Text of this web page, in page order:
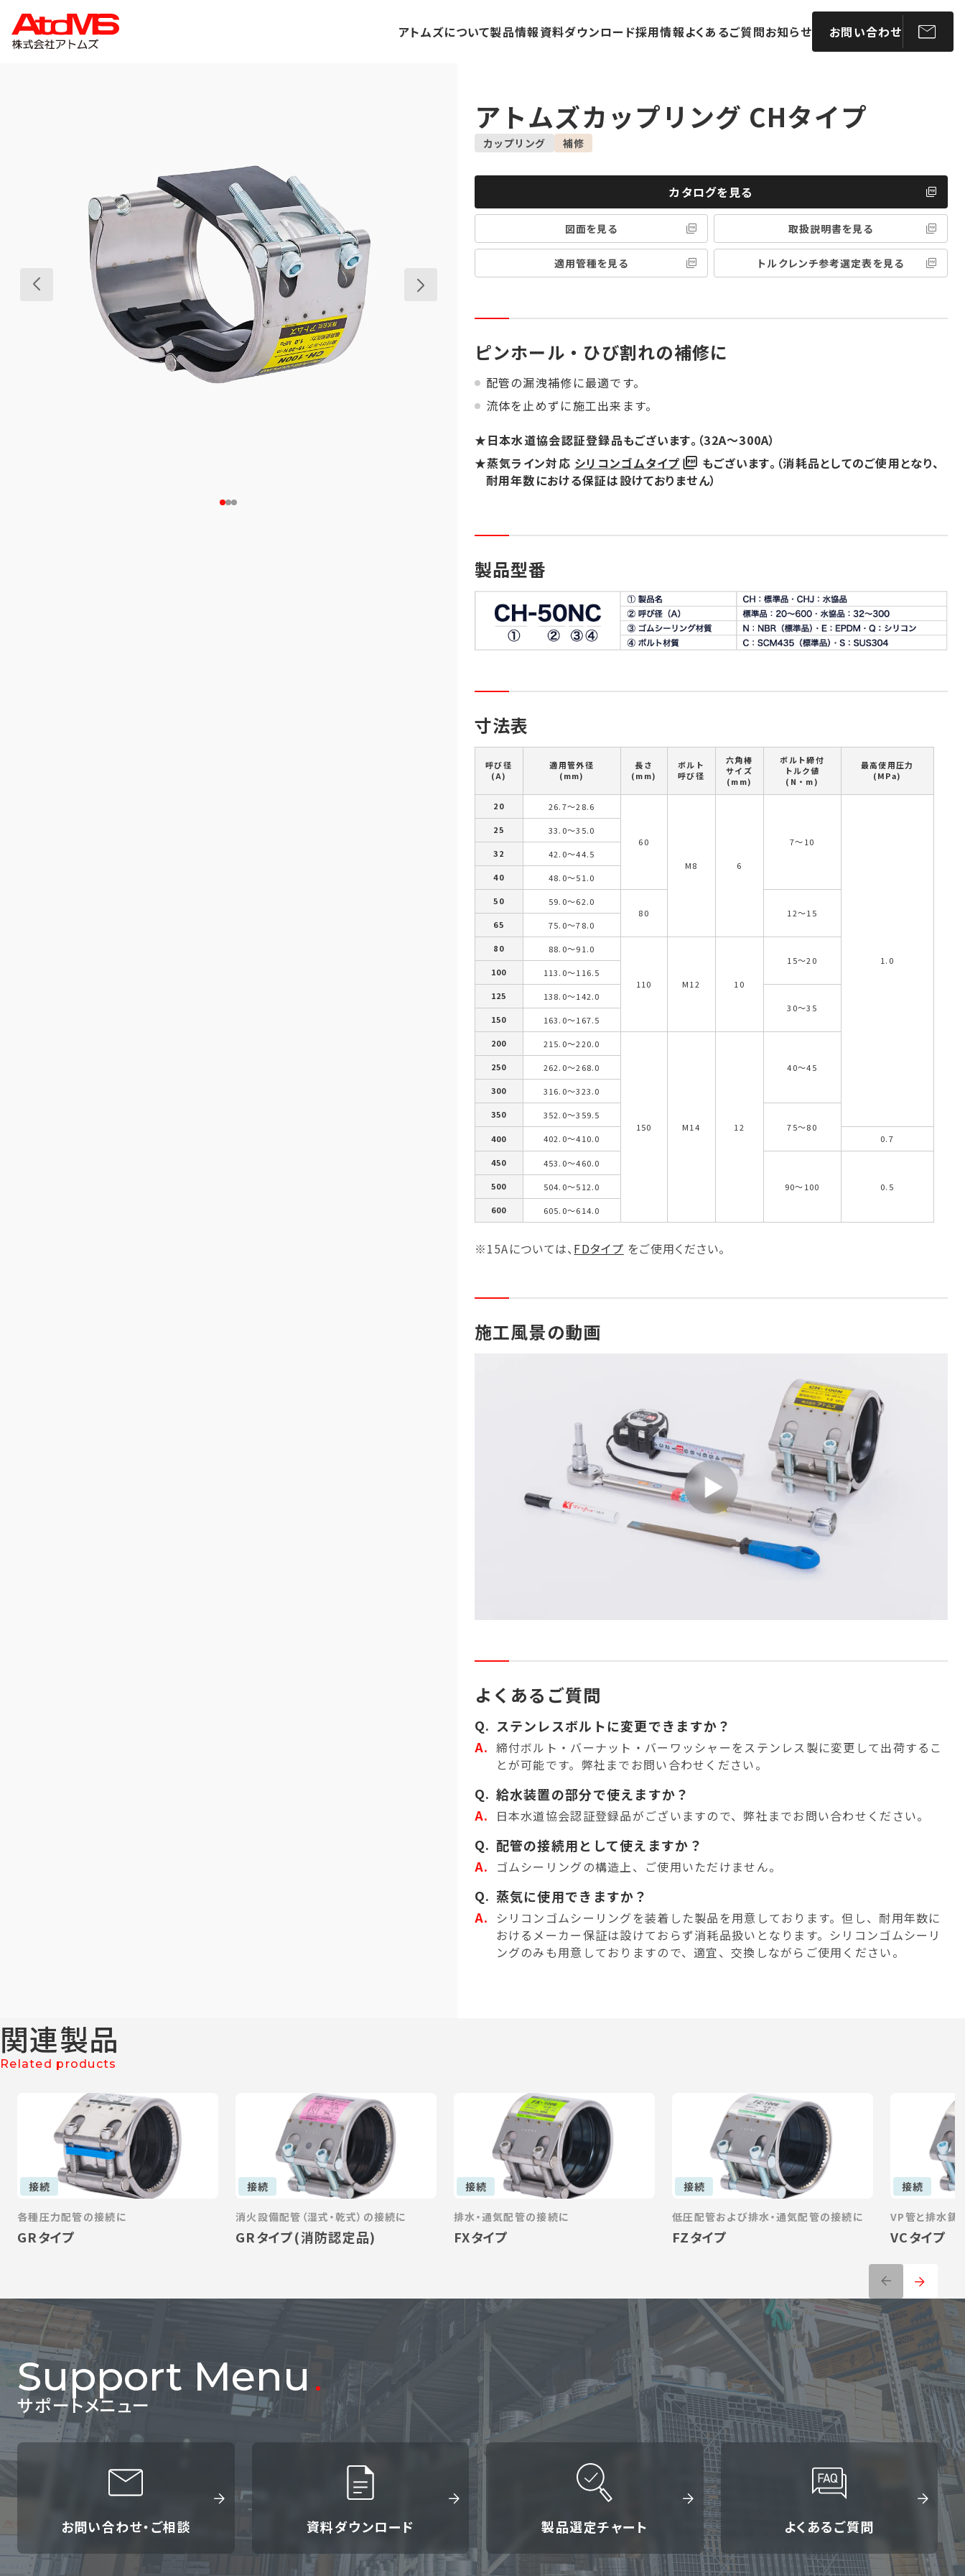
アトムズについて製品情報資料ダウンロード採用情報よくあるご質問お知らせ お問い合わせ
アトムズカップリング CHタイプ
カップリング 補修
カタログを見る
図面を見る 取扱説明書を見る
適用管種を見る トルクレンチ参考選定表を見る
ピンホール・ひび割れの補修に
配管の漏洩補修に最適です。
流体を止めずに施工出来ます。
★日本水道協会認証登録品もございます。（32A～300A）
★蒸気ライン対応 シリコンゴムタイプ
もございます。（消耗品としてのご使用となり、
耐用年数における保証は設けておりません）
製品型番
寸法表
呼び径
(A)
適用管外径
(mm)
長さ
(mm)
ボルト
呼び径
六角棒
サイズ
(mm)
ボルト締付
トルク値
(N・m)
最高使用圧力
(MPa)
20 26.7～28.6
60
M8 6
7～10
1.0
25
33.0～35.0
32
42.0～44.5
40
48.0～51.0
50
59.0～62.0
80
12～15
65
75.0～78.0
80
88.0～91.0
110 M12 10
15～20
100
113.0～116.5
125
138.0～142.0
30～35
150
163.0～167.5
200
215.0～220.0
150 M14 12
40～45
250
262.0～268.0
300
316.0～323.0
350
352.0～359.5
75～80
400
402.0～410.0 0.7
450 453.0～460.0
90～100 0.5
500
504.0～512.0
600
605.0～614.0
※15Aについては、 FDタイプ をご使用ください。
施工風景の動画
よくあるご質問
ステンレスボルトに変更できますか？
締付ボルト・バーナット・バーワッシャーをステンレス製に変更して出荷するこ
とが可能です。弊社までお問い合わせください。
給水装置の部分で使えますか？
日本水道協会認証登録品がございますので、弊社までお問い合わせください。
配管の接続用として使えますか？
ゴムシーリングの構造上、ご使用いただけません。
蒸気に使用できますか？
シリコンゴムシーリングを装着した製品を用意しております。但し、耐用年数に
おけるメーカー保証は設けておらず消耗品扱いとなります。シリコンゴムシーリ
ングのみも用意しておりますので、適宜、交換しながらご使用ください。
関連製品
Related products
接続
各種圧力配管の接続に
GRタイプ
接続
消火設備配管（湿式・乾式）の接続に
GRタイプ(消防認定品)
接続
排水・通気配管の接続に
FXタイプ
接続
低圧配管および排水・通気配管の接続に
FZタイプ
接続
VP管と排水鋳
VCタイプ
Support Menu
サポートメニュー
お問い合わせ・ご相談 資料ダウンロード 製品選定チャート よくあるご質問